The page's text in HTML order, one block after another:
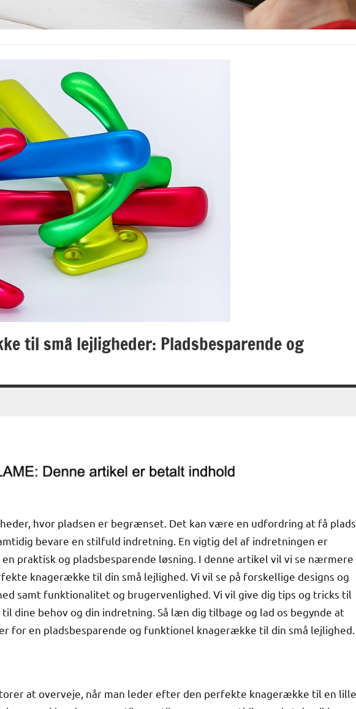
til små lejligheder: Pladsbesparende og
hvor pladsen er begrænset. Det kan være en udfordring at få plads
bevare en stilfuld indretning. En vigtig del af indretningen er
praktisk og pladsbesparende løsning. I denne artikel vil vi se nærmere
knagerække til din små lejlighed. Vi vil se på forskellige designs og
samt funktionalitet og brugervenlighed. Vi vil give dig tips og tricks til
dine behov og din indretning. Så læn dig tilbage og lad os begynde at
for en pladsbesparende og funktionel knagerække til din små lejlighed.
at overveje, når man leder efter den perfekte knagerække til en lille